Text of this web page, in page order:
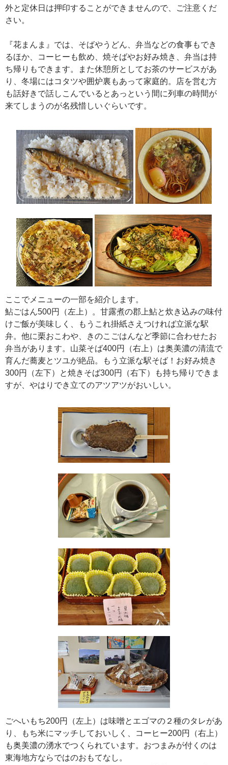
外と定休日は押印することができませんので、ご注意くだ
さい。
『花まんま』では、そばやうどん、弁当などの食事もでき
るほか、コーヒーも飲め、焼そばやお好み焼き、弁当は持
ち帰りもできます。また休憩所としてお茶のサービスがあ
り、冬場にはコタツや囲炉裏もあって家庭的。店を営む方
も話好きで話しこんでいるとあっという間に列車の時間が
来てしまうのが名残惜しいぐらいです。
ここでメニューの一部を紹介します。
鮎ごはん500円（左上）。甘露煮の郡上鮎と炊き込みの味付
けご飯が美味しく、もうこれ掛紙さえつければ立派な駅
弁。他に栗おこわや、きのこごはんなど季節に合わせたお
弁当があります。山菜そば400円（右上）は奥美濃の清流で
育んだ蕎麦とツユが絶品。もう立派な駅そば！お好み焼き
300円（左下）と焼きそば300円（右下）も持ち帰りできま
すが、やはりでき立てのアツアツがおいしい。
ごへいもち200円（左上）は味噌とエゴマの２種のタレがあ
り、もち米にマッチしておいしく、コーヒー200円（右上）
も奥美濃の湧水でつくられています。おつまみが付くのは
東海地方ならではのおもてなし。